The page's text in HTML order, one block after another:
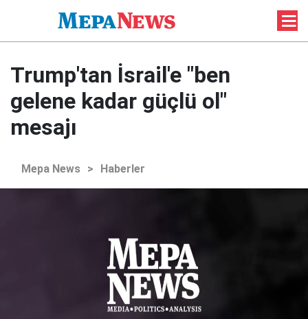
Trump'tan İsrail'e "ben
gelene kadar güçlü ol"
mesajı
Mepa News > Haberler